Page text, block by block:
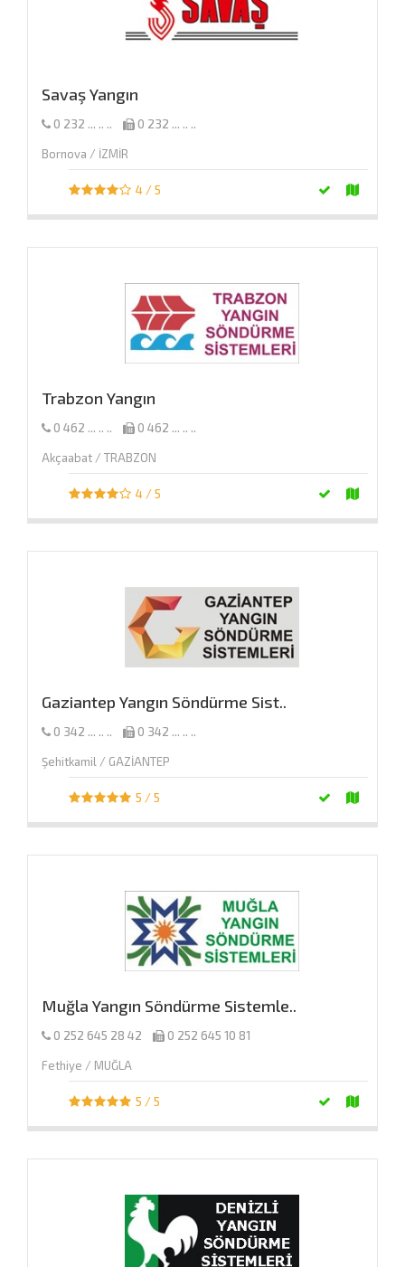
Savaş Yangın
0 232 ... .. .. 0 232 ... .. ..
Bornova / İZMİR
4 / 5
Trabzon Yangın
0 462 ... .. .. 0 462 ... .. ..
Akçaabat / TRABZON
4 / 5
Gaziantep Yangın Söndürme Sist..
0 342 ... .. .. 0 342 ... .. ..
Şehitkamil / GAZİANTEP
5 / 5
Muğla Yangın Söndürme Sistemle..
0 252 645 28 42 0 252 645 10 81
Fethiye / MUĞLA
5 / 5